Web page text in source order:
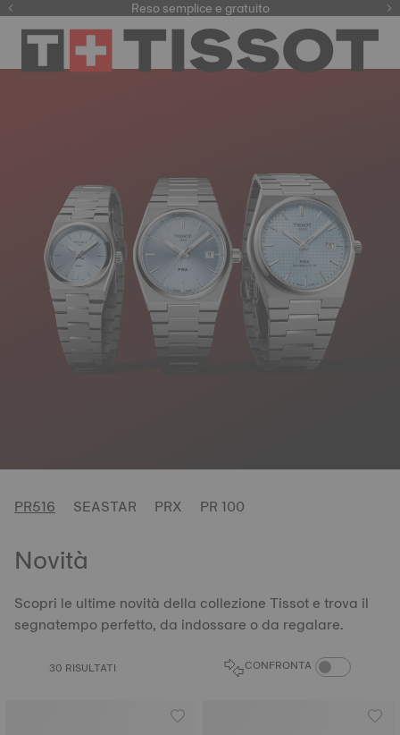
Reso semplice e gratuito
PR516 SEASTAR PRX PR 100
Novità
Scopri le ultime novità della collezione Tissot e trova il
segnatempo perfetto, da indossare o da regalare.
30 RISULTATI CONFRONTA CONFRONTA